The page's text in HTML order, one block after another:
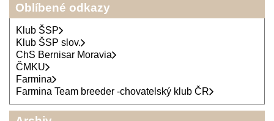
Oblíbené odkazy
Klub ŠSP
Klub ŠSP slov.
ChS Bernisar Moravia
ČMKU
Farmina
Farmina Team breeder -chovatelský klub ČR